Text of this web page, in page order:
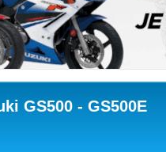
GS500 - GS500E